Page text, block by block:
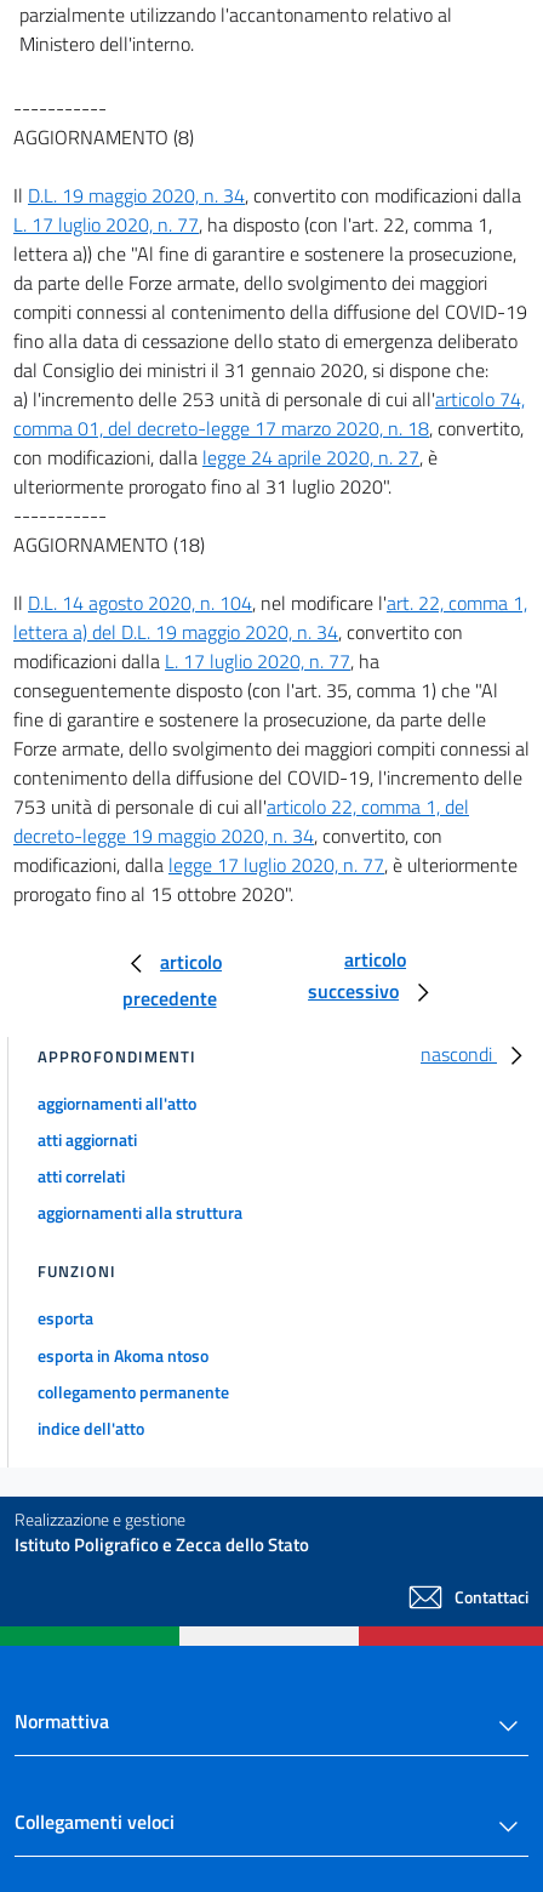
109
111
112
113
113 bis
114
115
116
117
118
119
120
121 ter
122
123
124
125
125 bis
125 ter
126
127
Allegato 1
Tabelle
parzialmente utilizzando l'accantonamento relativo al
Ministero dell'interno.
-----------
AGGIORNAMENTO (8)
Il D.L. 19 maggio 2020, n. 34, convertito con modificazioni dalla
L. 17 luglio 2020, n. 77, ha disposto (con l'art. 22, comma 1,
lettera a)) che "Al fine di garantire e sostenere la prosecuzione,
da parte delle Forze armate, dello svolgimento dei maggiori
compiti connessi al contenimento della diffusione del COVID-19
fino alla data di cessazione dello stato di emergenza deliberato
dal Consiglio dei ministri il 31 gennaio 2020, si dispone che:
a) l'incremento delle 253 unità di personale di cui all'articolo 74,
comma 01, del decreto-legge 17 marzo 2020, n. 18, convertito,
con modificazioni, dalla legge 24 aprile 2020, n. 27, è
ulteriormente prorogato fino al 31 luglio 2020".
-----------
AGGIORNAMENTO (18)
Il D.L. 14 agosto 2020, n. 104, nel modificare l'art. 22, comma 1,
lettera a) del D.L. 19 maggio 2020, n. 34, convertito con
modificazioni dalla L. 17 luglio 2020, n. 77, ha
conseguentemente disposto (con l'art. 35, comma 1) che "Al
fine di garantire e sostenere la prosecuzione, da parte delle
Forze armate, dello svolgimento dei maggiori compiti connessi al
contenimento della diffusione del COVID-19, l'incremento delle
753 unità di personale di cui all'articolo 22, comma 1, del
decreto-legge 19 maggio 2020, n. 34, convertito, con
modificazioni, dalla legge 17 luglio 2020, n. 77, è ulteriormente
prorogato fino al 15 ottobre 2020".
articolo
precedente
articolo
successivo
nascondi
APPROFONDIMENTI
aggiornamenti all'atto
atti aggiornati
atti correlati
aggiornamenti alla struttura
FUNZIONI
esporta
esporta in Akoma ntoso
collegamento permanente
indice dell'atto
Realizzazione e gestione
Istituto Poligrafico e Zecca dello Stato
Contattaci
Normattiva
Collegamenti veloci